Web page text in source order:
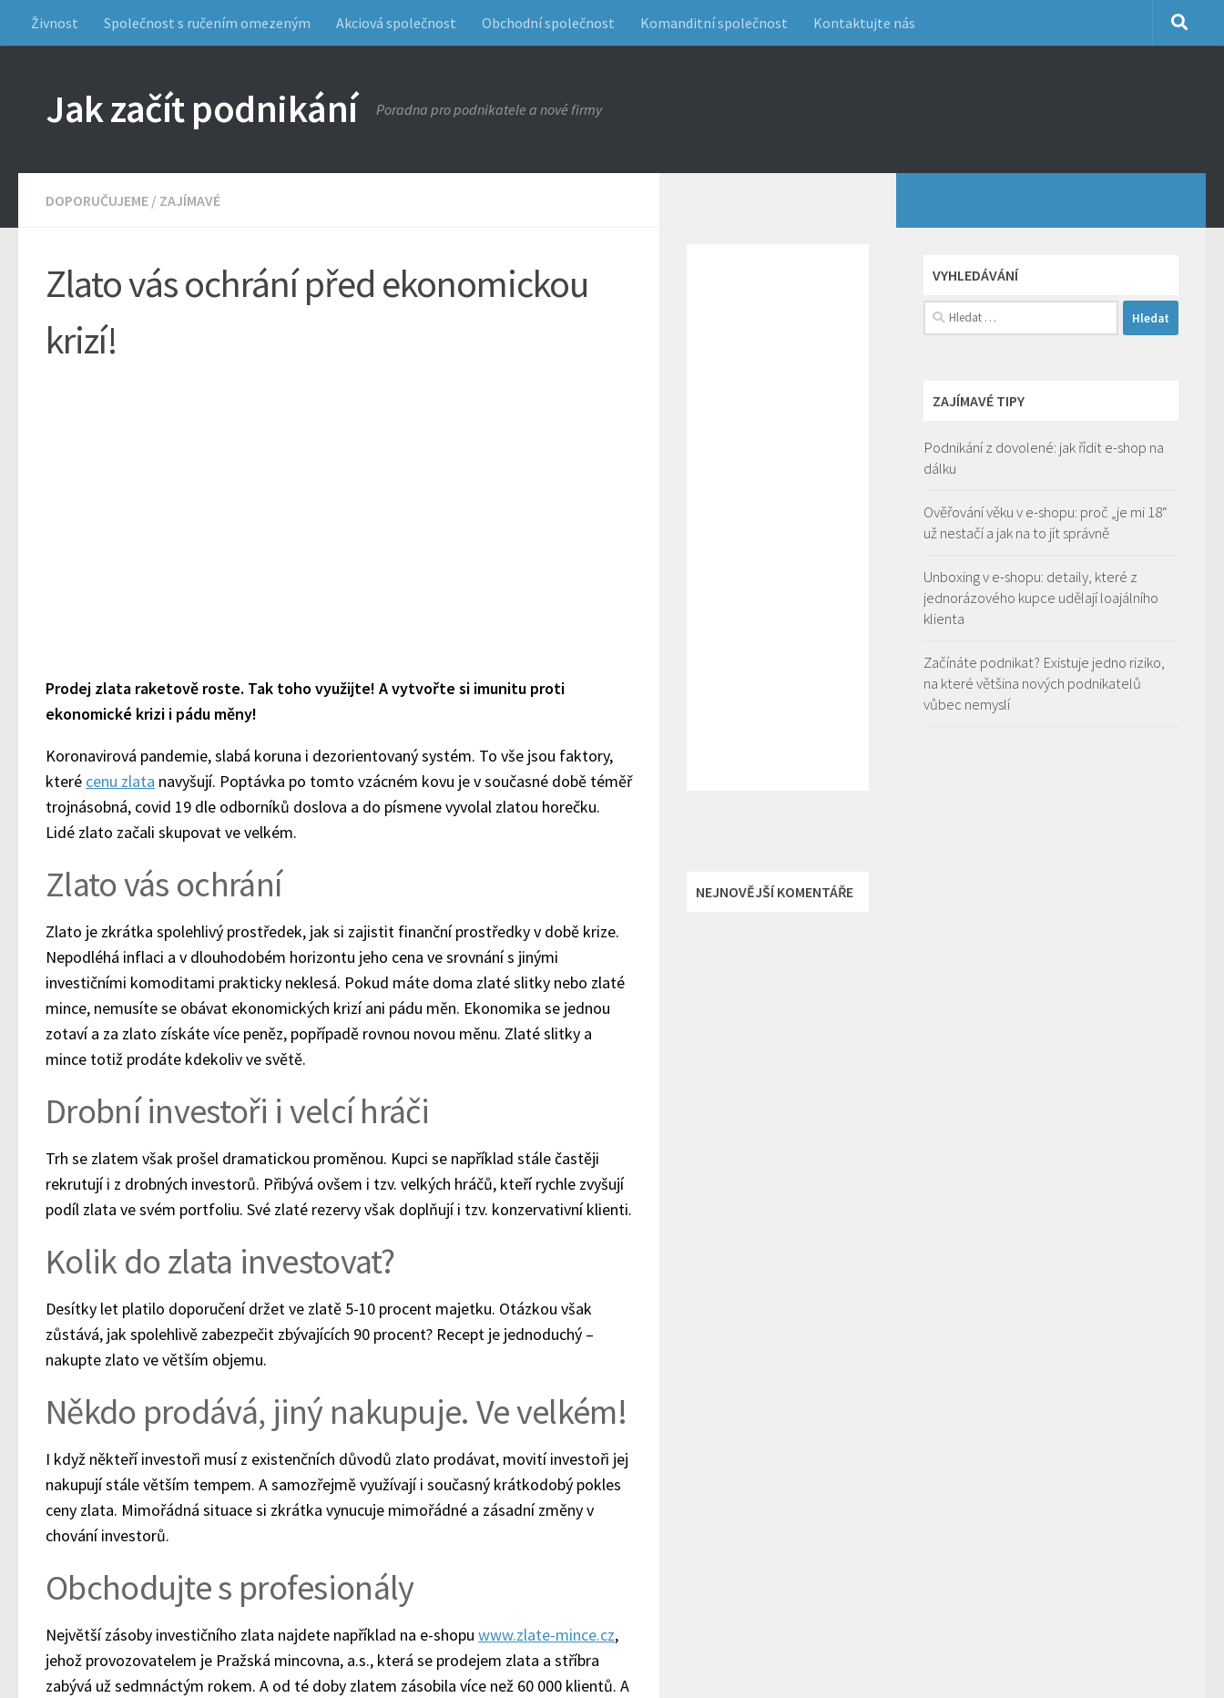
Živnost Společnost s ručením omezeným Akciová společnost Obchodní společnost Komanditní společnost Kontaktujte nás
Jak začít podnikání Poradna pro podnikatele a nové firmy
DOPORUČUJEME / ZAJÍMAVÉ
Zlato vás ochrání před ekonomickou
krizí!
Prodej zlata raketově roste. Tak toho využijte! A vytvořte si imunitu proti
ekonomické krizi i pádu měny!
Koronavirová pandemie, slabá koruna i dezorientovaný systém. To vše jsou faktory,
které cenu zlata navyšují. Poptávka po tomto vzácném kovu je v současné době téměř
trojnásobná, covid 19 dle odborníků doslova a do písmene vyvolal zlatou horečku.
Lidé zlato začali skupovat ve velkém.
Zlato vás ochrání
Zlato je zkrátka spolehlivý prostředek, jak si zajistit finanční prostředky v době krize.
Nepodléhá inflaci a v dlouhodobém horizontu jeho cena ve srovnání s jinými
investičními komoditami prakticky neklesá. Pokud máte doma zlaté slitky nebo zlaté
mince, nemusíte se obávat ekonomických krizí ani pádu měn. Ekonomika se jednou
zotaví a za zlato získáte více peněz, popřípadě rovnou novou měnu. Zlaté slitky a
mince totiž prodáte kdekoliv ve světě.
Drobní investoři i velcí hráči
Trh se zlatem však prošel dramatickou proměnou. Kupci se například stále častěji
rekrutují i z drobných investorů. Přibývá ovšem i tzv. velkých hráčů, kteří rychle zvyšují
podíl zlata ve svém portfoliu. Své zlaté rezervy však doplňují i tzv. konzervativní klienti.
Kolik do zlata investovat?
Desítky let platilo doporučení držet ve zlatě 5-10 procent majetku. Otázkou však
zůstává, jak spolehlivě zabezpečit zbývajících 90 procent? Recept je jednoduchý –
nakupte zlato ve větším objemu.
Někdo prodává, jiný nakupuje. Ve velkém!
I když někteří investoři musí z existenčních důvodů zlato prodávat, movití investoři jej
nakupují stále větším tempem. A samozřejmě využívají i současný krátkodobý pokles
ceny zlata. Mimořádná situace si zkrátka vynucuje mimořádné a zásadní změny v
chování investorů.
Obchodujte s profesionály
Největší zásoby investičního zlata najdete například na e-shopu www.zlate-mince.cz,
jehož provozovatelem je Pražská mincovna, a.s., která se prodejem zlata a stříbra
zabývá už sedmnáctým rokem. A od té doby zlatem zásobila více než 60 000 klientů. A
VYHLEDÁVÁNÍ
Vyhledávání
ZAJÍMAVÉ TIPY
Podnikání z dovolené: jak řídit e-shop na
dálku
Ověřování věku v e-shopu: proč „je mi 18“
už nestačí a jak na to jít správně
Unboxing v e-shopu: detaily, které z
jednorázového kupce udělají loajálního
klienta
Začínáte podnikat? Existuje jedno riziko,
na které většina nových podnikatelů
vůbec nemyslí
NEJNOVĚJŠÍ KOMENTÁŘE